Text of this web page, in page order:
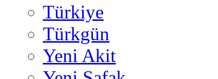
Türkiye
Türkgün
Yeni Akit